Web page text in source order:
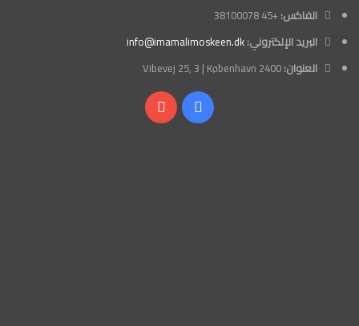
الفاكس:+45 38100078
البريد الإلكتروني:info@imamalimoskeen.dk
العنوان:
فيسبوك‫YouTube